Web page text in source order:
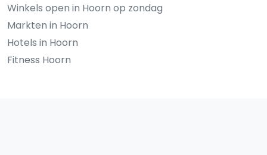
Winkels open in Hoorn op zondag
Markten in Hoorn
Hotels in Hoorn
Fitness Hoorn